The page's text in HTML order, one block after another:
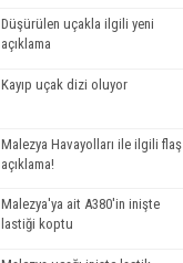
Düşürülen uçakla ilgili yeni
açıklama
Kayıp uçak dizi oluyor
Malezya Havayolları ile ilgili flaş
açıklama!
Malezya'ya ait A380'in inişte
lastiği koptu